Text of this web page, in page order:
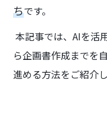
ちです。
本記事では、AIを活
ら企画書作成までを
進める方法をご紹介し